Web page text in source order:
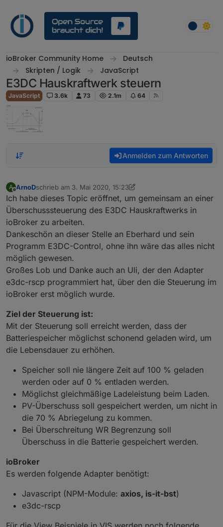
ioBroker Community Home
Deutsch
Skripten / Logik
JavaScript
E3DC Hauskraftwerk steuern
JavaScript 3.6k 73 2.1m 64
Anmelden zum Antworten
A
Offline
ArnoDschrieb am 3. Mai 2020, 15:23
zuletzt editiert von ArnoD
Ich habe dieses Topic eröffnet, um gemeinsam an einer
Überschusssteuerung des E3DC Hauskraftwerks in
ioBroker zu arbeiten.
Dankeschön an dieser Stelle an Eberhard und sein
Programm E3DC-Control, ohne ihn wäre das alles nicht
möglich gewesen.
Großes Lob und Danke auch an Uli, der den Adapter
e3dc-rscp programmiert hat, über den die Steuerung im
ioBroker erst möglich wurde.
Ziel der Steuerung ist:
Mit der Steuerung soll erreicht werden, dass der
Batteriespeicher möglichst schonend geladen wird, um
die Lebensdauer zu erhöhen.
Speicher soll nie längere Zeit auf 100 % geladen
werden oder auf 0 % entladen werden.
Möglichst gleichmäßige Ladeleistung beim Laden.
PV-Überschuss soll gespeichert werden, um nicht in
die 70 % Abriegelung zu kommen.
Bei Überschreitung WR Begrenzung soll
Überschuss in die Batterie gespeichert werden.
ioBroker
Es werden folgende Adapter benötigt:
Javascript (NPM-Module: axios, is-it-bst)
e3dc-rscp